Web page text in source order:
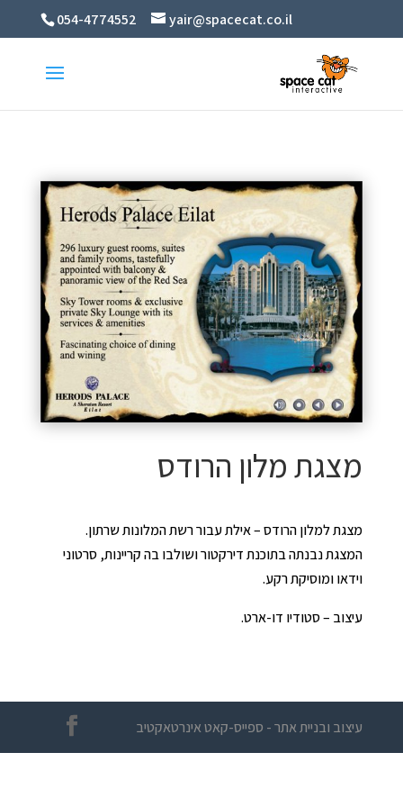
054-4774552 yair@spacecat.co.il
מצגת מלון הרודס
מצגת למלון הרודס – אילת עבור רשת המלונות שרתון.
המצגת נבנתה בתוכנת דירקטור ושולבו בה קריינות, סרטוני
וידאו ומוסיקת רקע.
עיצוב – סטודיו דו-ארט.
עיצוב ובניית אתר - ספייס-קאט אינרטאקטיב